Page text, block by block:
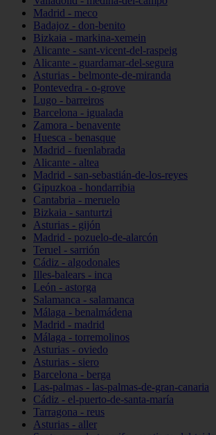
Madrid - meco
Badajoz - don-benito
Bizkaia - markina-xemein
Alicante - sant-vicent-del-raspeig
Alicante - guardamar-del-segura
Asturias - belmonte-de-miranda
Pontevedra - o-grove
Lugo - barreiros
Barcelona - igualada
Zamora - benavente
Huesca - benasque
Madrid - fuenlabrada
Alicante - altea
Madrid - san-sebastián-de-los-reyes
Gipuzkoa - hondarribia
Cantabria - meruelo
Bizkaia - santurtzi
Asturias - gijón
Madrid - pozuelo-de-alarcón
Teruel - sarrión
Cádiz - algodonales
Illes-balears - inca
León - astorga
Salamanca - salamanca
Málaga - benalmádena
Madrid - madrid
Málaga - torremolinos
Asturias - oviedo
Asturias - siero
Barcelona - berga
Las-palmas - las-palmas-de-gran-canaria
Cádiz - el-puerto-de-santa-maría
Tarragona - reus
Asturias - aller